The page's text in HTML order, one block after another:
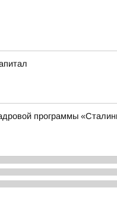
программы